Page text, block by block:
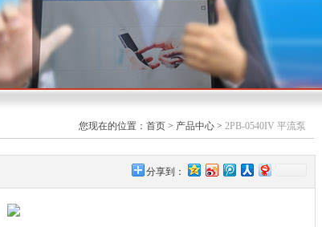
您现在的位置： 首页 > 产品中心 > 2PB-0540IV 平流泵
分享到：